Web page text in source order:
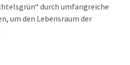
durch umfangreiche
um den Lebensraum der